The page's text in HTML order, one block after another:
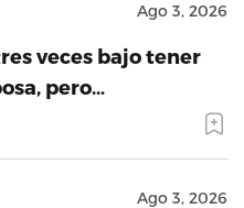
Ago 3, 2026
veces bajo tener
pero…
Ago 3, 2026